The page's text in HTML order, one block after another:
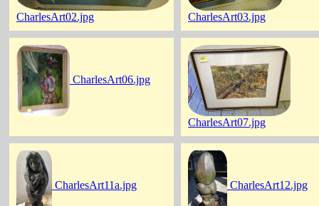
CharlesArt02.jpg CharlesArt03.jpg
CharlesArt06.jpg
CharlesArt07.jpg
CharlesArt11a.jpg CharlesArt12.jpg